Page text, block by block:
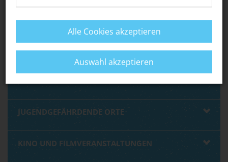
SPIELHALLEN, GLÜCKSSPIELE
TANZVERANSTALTUNGEN
JUGENDGEFÄHRDENDE ORTE
KINO UND FILMVERANSTALTUNGEN
Alle Cookies akzeptieren
Auswahl akzeptieren